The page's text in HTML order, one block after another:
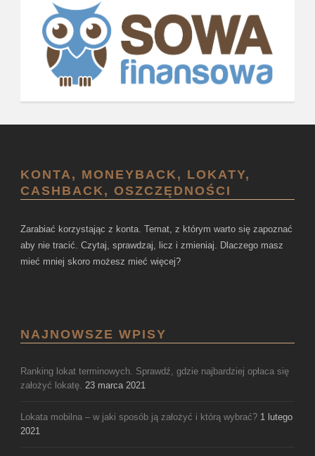
KONTA, MONEYBACK, LOKATY,
CASHBACK, OSZCZĘDNOŚCI
Zarabiać korzystając z konta. Temat, z którym warto się zapoznać
aby nie tracić. Czytaj, sprawdzaj, licz i zmieniaj. Dlaczego masz
mieć mniej skoro możesz mieć więcej?
NAJNOWSZE WPISY
Ranking lokat terminowych. Sprawdź, gdzie najbardziej opłaca się
założyć lokatę. 23 marca 2021
Lokata mobilna – w jaki sposób ją założyć i którą wybrać? 1 lutego
2021